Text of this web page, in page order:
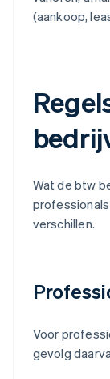
(aankoop,
Wat de btw
verschillen.
Voor
gevolg